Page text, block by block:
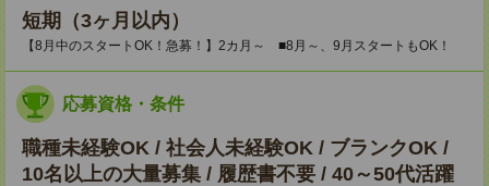
短期（3ヶ月以内）
【8月中のスタートOK！急募！】2カ月～ ■8月～、9月スタートもOK！
応募資格・条件
職種未経験OK / 社会人未経験OK / ブランクOK /
10名以上の大量募集 / 履歴書不要 / 40～50代活躍